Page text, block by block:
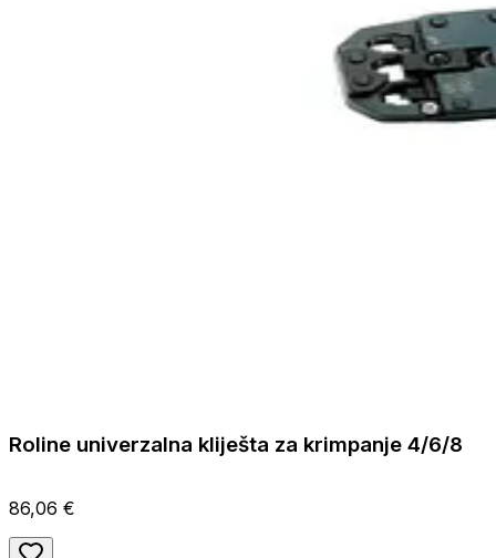
Roline univerzalna kliješta za krimpanje 4/6/8
86,06 €